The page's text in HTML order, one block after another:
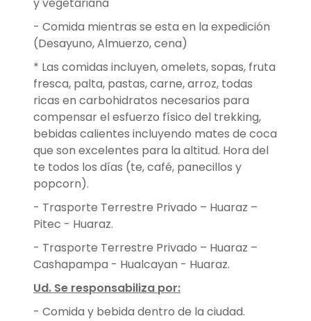
- Comida mientras se esta en la expedición
(Desayuno, Almuerzo, cena)
* Las comidas incluyen, omelets, sopas, fruta
fresca, palta, pastas, carne, arroz, todas
ricas en carbohidratos necesarios para
compensar el esfuerzo físico del trekking,
bebidas calientes incluyendo mates de coca
que son excelentes para la altitud. Hora del
te todos los días (te, café, panecillos y
popcorn).
- Trasporte Terrestre Privado – Huaraz –
Pitec - Huaraz.
- Trasporte Terrestre Privado – Huaraz –
Cashapampa - Hualcayan - Huaraz.
Ud. Se responsabiliza por:
- Comida y bebida dentro de la ciudad.